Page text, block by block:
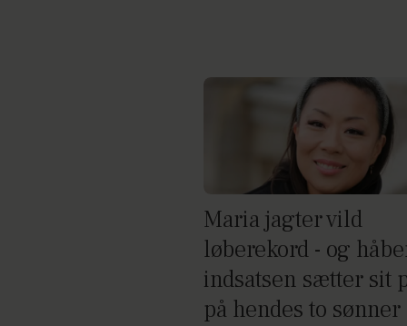
Maria jagter vild
løberekord - og
indsatsen sætter sit
på hendes to sønner